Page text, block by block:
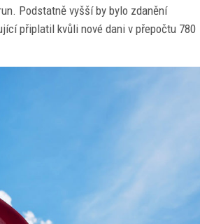
Podstatně vyšší by bylo zdanění
připlatil kvůli nové dani v přepočtu 780